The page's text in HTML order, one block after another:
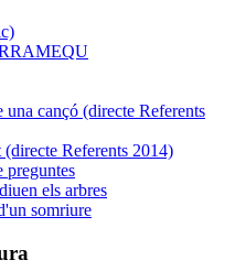
cançó (directe Referents
Referents 2014)
els arbres
somriure